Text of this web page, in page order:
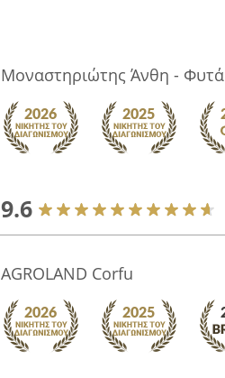
Μοναστηριώτης Άνθη - Φυτά
9.6
AGROLAND Corfu